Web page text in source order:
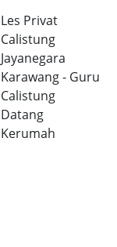
Les Privat
Calistung
Jayanegara
Karawang - Guru
Calistung
Datang
Kerumah